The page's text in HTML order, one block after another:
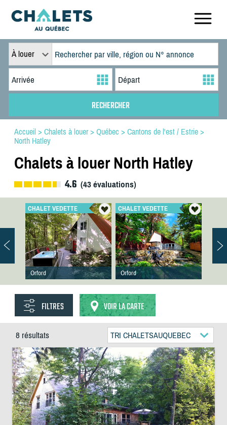
À louer
Accueil > Chalets à louer> Québec > Cantons de l'est / Estrie>
North Hatley
Chalets à louer North Hatley
4.6 (43évaluations)
CHALET VEDETTE
Orford
CHALET VEDETTE
Orford
FILTRES VOIR LA CARTE
8 résultats TRI CHALETSAUQUEBEC